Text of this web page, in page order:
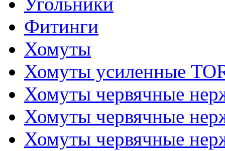
Фитинги
Хомуты
Хомуты усиленные
Хомуты червячные
Хомуты червячные
Хомуты червячные